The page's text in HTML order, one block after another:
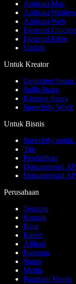
Aplikasi Mac
Aplikasi
Aplikasi Web
Ekstensi Chrome
Ekstensi Edge
Unduh
Untuk Kreator
Generator
Sulih Suara
Kloning Suara
Speechify Work
Untuk Bisnis
Speechify untuk
Tim
Pendidikan
Dokumentasi
Dokumentasi
Perusahaan
Tentang
Kontak
Blog
Karier
Afiliasi
Bantuan
Status
Media
Panduan Merek